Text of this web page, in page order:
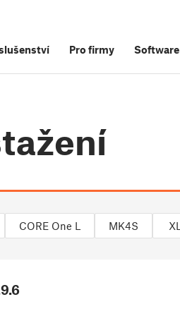
Pro firmy Software
CORE One L MK4S XL